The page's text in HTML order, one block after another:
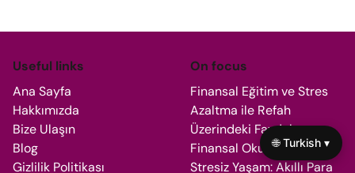
Useful links
Ana Sayfa
Hakkımızda
Bize Ulaşın
Blog
Gizlilik Politikası
On focus
Finansal Eğitim ve Stres
Azaltma ile Refah
Üzerindeki Faydaları
Finansal Okuryazarlık ve
Stresiz Yaşam: Akıllı Para
🌐 Turkish ▾